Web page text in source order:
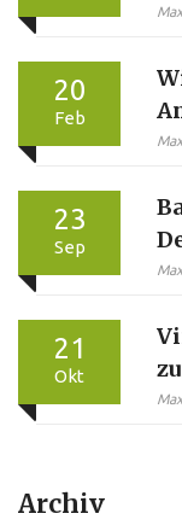
20
Feb
23
Sep
21
Okt
Archiv